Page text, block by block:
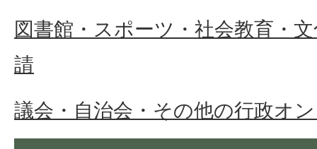
図書館・スポーツ・社会教育・
請
議会・自治会・その他の行政オ